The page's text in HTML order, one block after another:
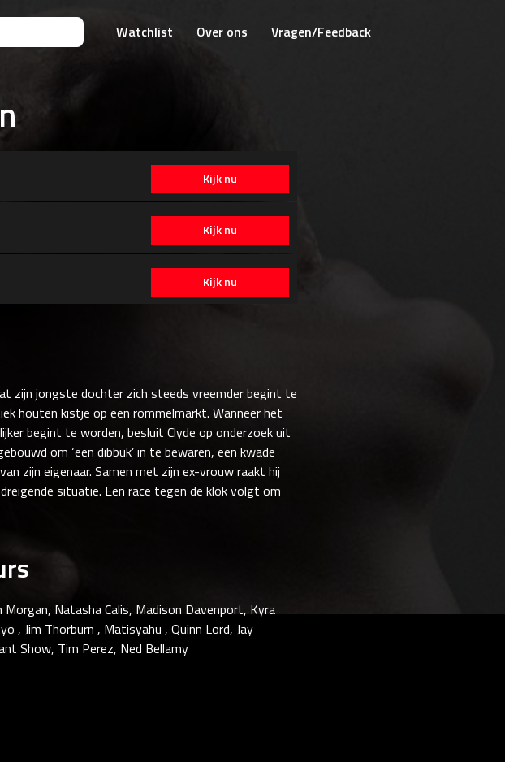
Watchlist Over ons Vragen/Feedback
Kijk nu
Kijk nu
Kijk nu
zijn jongste dochter zich steeds vreemder begint te
houten kistje op een rommelmarkt. Wanneer het
begint te worden, besluit Clyde op onderzoek uit
om ‘een dibbuk’ in te bewaren, een kwade
zijn eigenaar. Samen met zijn ex-vrouw raakt hij
situatie. Een race tegen de klok volgt om
Natasha Calis, Madison Davenport, Kyra
, Jim Thorburn , Matisyahu , Quinn Lord, Jay
Show, Tim Perez, Ned Bellamy